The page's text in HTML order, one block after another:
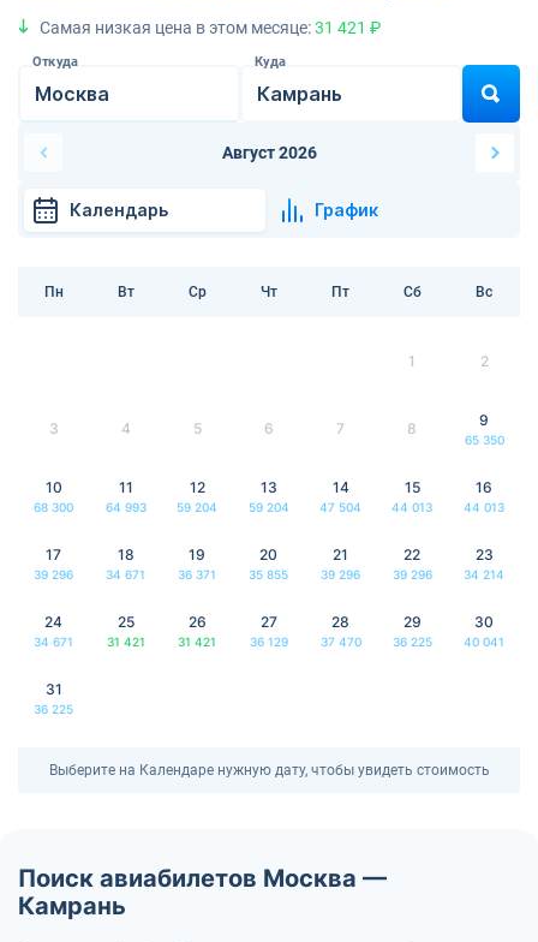
Самая низкая цена в этом месяце:31 421 ₽
Откуда Куда
Август 2026
Календарь График
Пн Вт Ср Чт Пт Сб Вс
1 2
3 4 5 6 7 8 9
65 350
10
68 300
11
64 993
12
59 204
13
59 204
14
47 504
15
44 013
16
44 013
17
39 296
18
34 671
19
36 371
20
35 855
21
39 296
22
39 296
23
34 214
24
34 671
25
31 421
26
31 421
27
36 129
28
37 470
29
36 225
30
40 041
31
36 225
Выберите на Календаре нужную дату, чтобы увидеть стоимость
Поиск авиабилетов Москва —
Камрань